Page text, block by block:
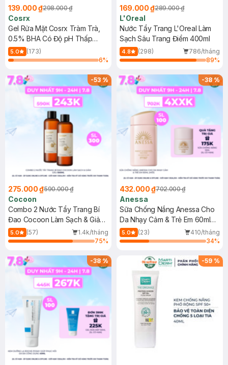
139.000 ₫298.000 ₫
Cosrx
Gel Rửa Mặt Cosrx Tràm Trà,
0.5% BHA Có Độ pH Thấp
150ml
5.0
(173)
6%
169.000 ₫289.000 ₫
L'Oreal
Nước Tẩy Trang L'Oreal Làm
Sạch Sâu Trang Điểm 400ml
4.8 (298)
786/tháng
89%
-53%
275.000 ₫590.000 ₫
Cocoon
Combo 2 Nước Tẩy Trang Bí
Đao Cocoon Làm Sạch & Giảm
Dầu 500ml
5.0 (57)
1.4k/tháng
75%
-38%
432.000 ₫702.000 ₫
Anessa
Sữa Chống Nắng Anessa Cho
Da Nhạy Cảm & Trẻ Em 60ml
(Mới)
5.0 (23)
410/tháng
34%
-38% -59 %